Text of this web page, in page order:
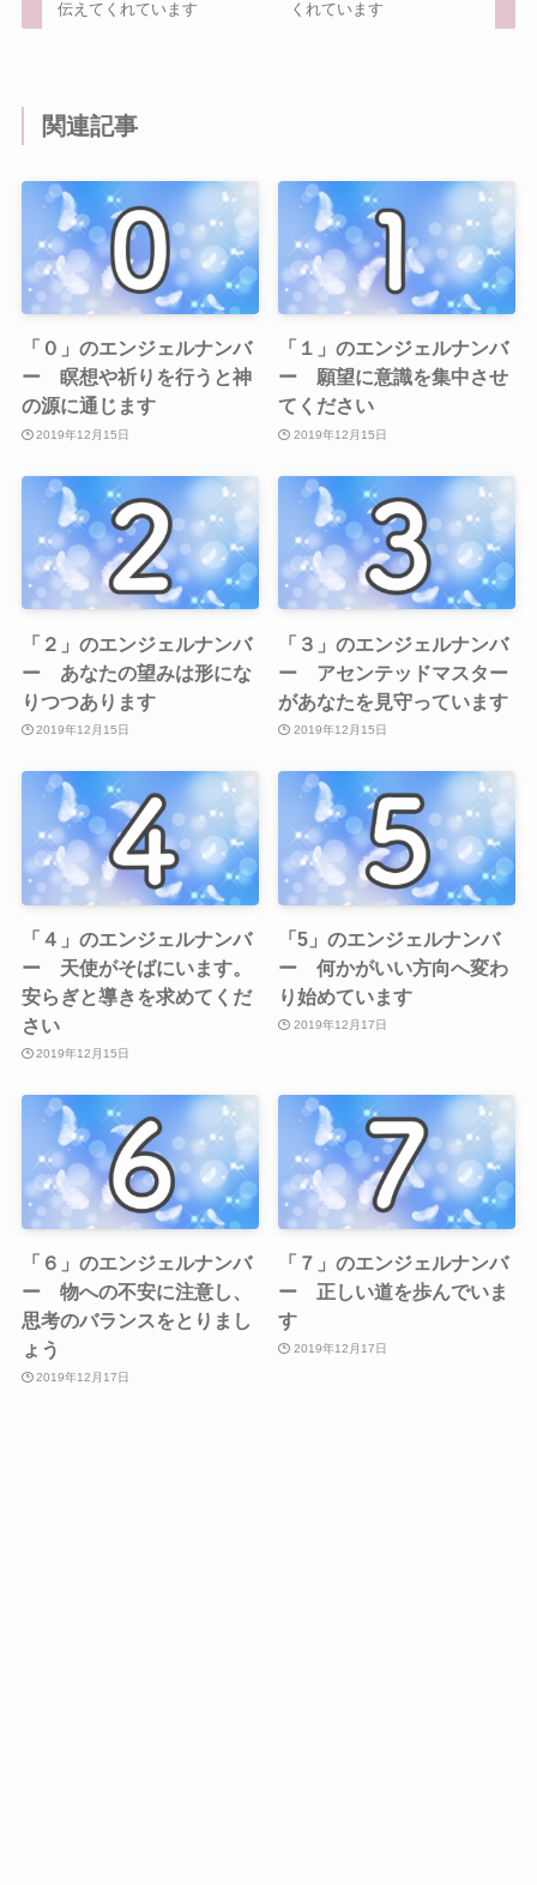
伝えてくれています くれています
関連記事
「０」のエンジェルナンバ
ー 瞑想や祈りを行うと神
の源に通じます
2019年12月15日
「１」のエンジェルナンバ
ー 願望に意識を集中させ
てください
2019年12月15日
「２」のエンジェルナンバ
ー あなたの望みは形にな
りつつあります
2019年12月15日
「３」のエンジェルナンバ
ー アセンテッドマスター
があなたを見守っています
2019年12月15日
「４」のエンジェルナンバ
ー 天使がそばにいます。
安らぎと導きを求めてくだ
さい
2019年12月15日
「5」のエンジェルナンバ
ー 何かがいい方向へ変わ
り始めています
2019年12月17日
「６」のエンジェルナンバ
ー 物への不安に注意し、
思考のバランスをとりまし
ょう
2019年12月17日
「７」のエンジェルナンバ
ー 正しい道を歩んでいま
す
2019年12月17日